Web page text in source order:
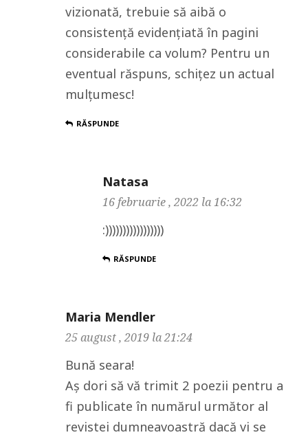
vizionată, trebuie să aibă o
consistență evidențiată în pagini
considerabile ca volum? Pentru un
eventual răspuns, schițez un actual
mulțumesc!
RĂSPUNDE
Natasa
16 februarie , 2022 la 16:32
:)))))))))))))))))
RĂSPUNDE
Maria Mendler
25 august , 2019 la 21:24
Bună seara!
Aş dori să vă trimit 2 poezii pentru a
fi publicate în numărul următor al
revistei dumneavoastră dacă vi se